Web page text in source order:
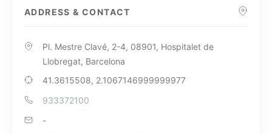
ADDRESS & CONTACT
Pl. Mestre Clavé, 2-4, 08901, Hospitalet de
Llobregat, Barcelona
41.3615508, 2.1067146999999977
933372100
-